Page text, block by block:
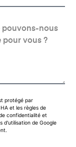
protégé par
et les règles de
confidentialitéet
d'utilisationde Google